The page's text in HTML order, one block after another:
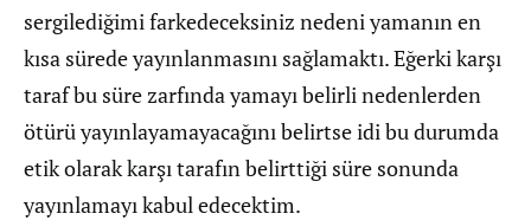
sergilediğimi farkedeceksiniz nedeni yamanın en
kısa sürede yayınlanmasını sağlamaktı. Eğerki karşı
taraf bu süre zarfında yamayı belirli nedenlerden
ötürü yayınlayamayacağını belirtse idi bu durumda
etik olarak karşı tarafın belirttiği süre sonunda
yayınlamayı kabul edecektim.